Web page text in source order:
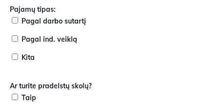
Pajamų tipas:
Pagal darbo sutartį
Pagal ind. veiklą
Kita
Ar turite pradelstų skolų?
Taip